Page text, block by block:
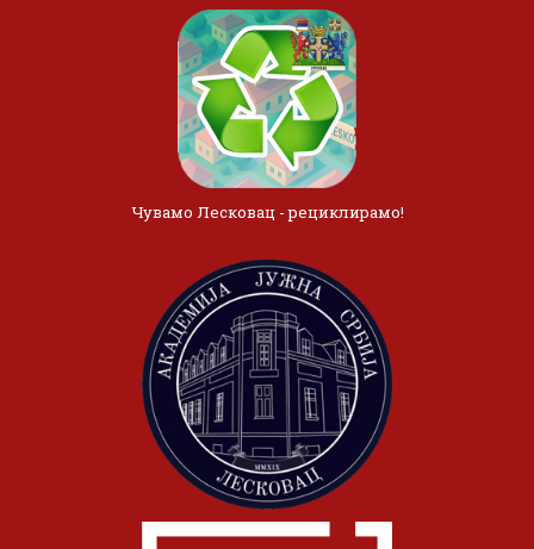
Чувамо Лесковац - рециклирамо!